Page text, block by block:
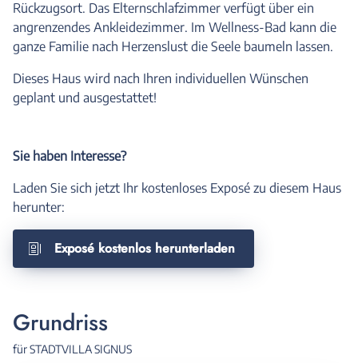
Rückzugsort. Das Elternschlafzimmer verfügt über ein
angrenzendes Ankleidezimmer. Im Wellness-Bad kann die
ganze Familie nach Herzenslust die Seele baumeln lassen.
Dieses Haus wird nach Ihren individuellen Wünschen
geplant und ausgestattet!
Sie haben Interesse?
Laden Sie sich jetzt Ihr kostenloses Exposé zu diesem Haus
herunter:
Exposé kostenlos herunterladen
Grundriss
für STADTVILLA SIGNUS